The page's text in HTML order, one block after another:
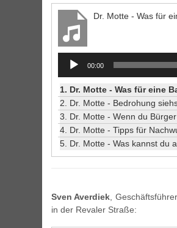
Audio
Player
00:00
1. Dr. Motte - Was für eine Band würdest du
2. Dr. Motte - Bedrohung siehst du für die Berliner
3. Dr. Motte - Wenn du Bürgermeister wärst?
4. Dr. Motte - Tipps für
5. Dr. Motte - Was kannst du am Besten?
Sven Averdiek ,
in der Revaler Straße: